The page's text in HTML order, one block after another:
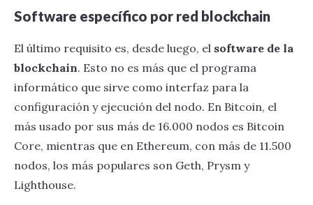
Software específico por red blockchain
El último requisito es, desde luego, el software de la
blockchain. Esto no es más que el programa
informático que sirve como interfaz para la
configuración y ejecución del nodo. En Bitcoin, el
más usado por sus más de 16.000 nodos es Bitcoin
Core, mientras que en Ethereum, con más de 11.500
nodos, los más populares son Geth, Prysm y
Lighthouse.